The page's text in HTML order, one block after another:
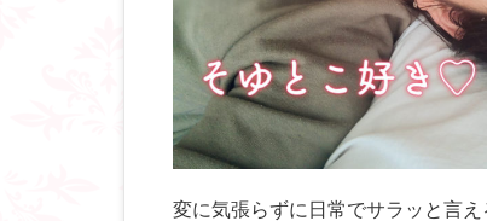
変に気張らずに日常でサラッと言